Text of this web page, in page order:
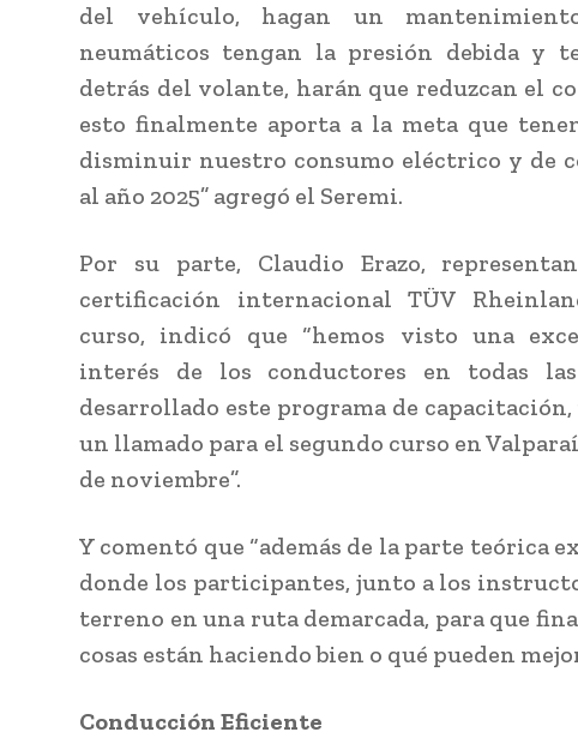
del vehículo, hagan un
neumáticos tengan la presión debida y
detrás del volante, harán que reduzcan el
esto finalmente aporta a la meta que
disminuir nuestro consumo eléctrico y de
al año 2025” agregó el Seremi.
Por su parte, Claudio Erazo,
certificación internacional TÜV
curso, indicó que “hemos visto una
interés de los conductores en todas
desarrollado este programa de
un llamado para el segundo curso en
de noviembre”.
Y comentó que “además de la parte teórica
donde los participantes, junto a los
terreno en una ruta demarcada, para que
cosas están haciendo bien o qué pueden
Conducción Eficiente